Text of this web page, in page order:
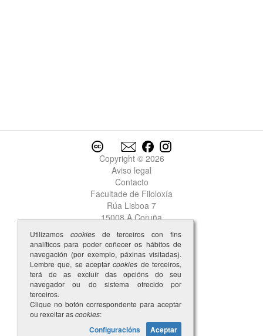
Copyright © 2026
Aviso legal
Contacto
Facultade de Filoloxía
Rúa Lisboa 7
15008 A Coruña
Utilizamos cookiesde terceiros con fins
analíticos para poder coñecer os hábitos de
navegación (por exemplo, páxinas visitadas).
Lembre que, se aceptarcookies de terceiros,
terá de as excluír das opcións do seu
navegador ou do sistema ofrecido por
terceiros.
Clique no botón correspondente para aceptar
ou rexeitar ascookies:
Configuracións Aceptar